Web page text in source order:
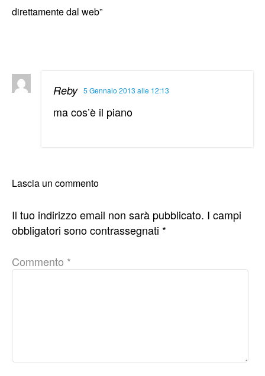
direttamente dal web”
Reby 5 Gennaio 2013 alle 12:13
ma cos’è il piano
Lascia un commento
Il tuo indirizzo email non sarà pubblicato. I campi
obbligatori sono contrassegnati *
Commento *